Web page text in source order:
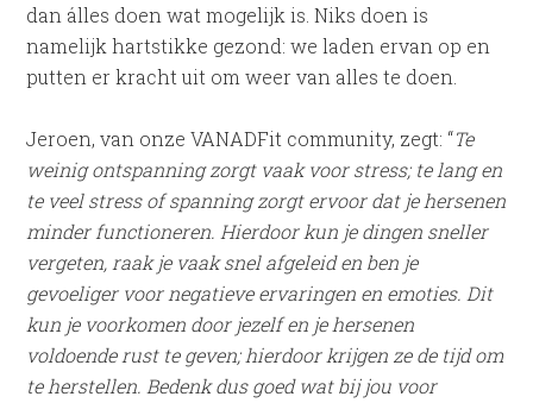
dan álles doen wat mogelijk is. Niks doen is
namelijk hartstikke gezond: we laden ervan op en
putten er kracht uit om weer van alles te doen.
Jeroen, van onze VANADFit community, zegt: “Te
weinig ontspanning zorgt vaak voor stress; te lang en
te veel stress of spanning zorgt ervoor dat je hersenen
minder functioneren. Hierdoor kun je dingen sneller
vergeten, raak je vaak snel afgeleid en ben je
gevoeliger voor negatieve ervaringen en emoties. Dit
kun je voorkomen door jezelf en je hersenen
voldoende rust te geven; hierdoor krijgen ze de tijd om
te herstellen. Bedenk dus goed wat bij jou voor